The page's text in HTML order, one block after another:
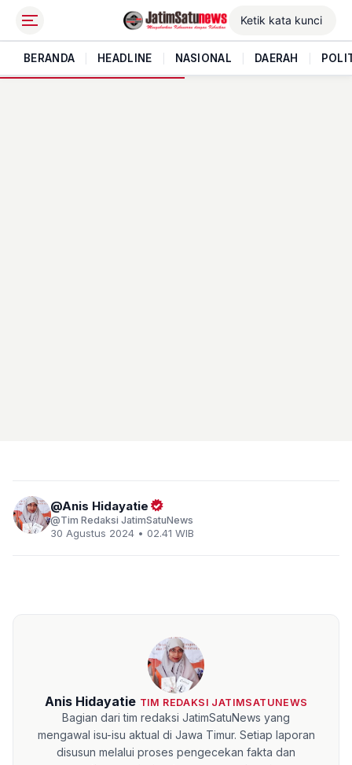
BERANDA HEADLINE NASIONAL DAERAH
Anis Hidayatie
Tim Redaksi JatimSatuNews
30 Agustus 2024 • 02.41 WIB
Anis Hidayatie TIM REDAKSI JATIMSATUNEWS
Bagian dari tim redaksi JatimSatuNews yang
mengawal isu-isu aktual di Jawa Timur. Setiap laporan
disusun melalui proses pengecekan fakta dan